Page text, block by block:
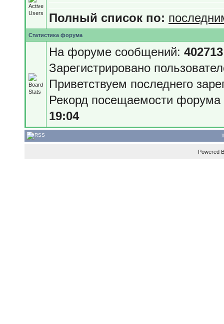
Полный список по:
Статистика форума
На форуме сообщений: 402713
Зарегистрировано
Приветствуем последнего
Рекорд посещаемости
19:04
Powered